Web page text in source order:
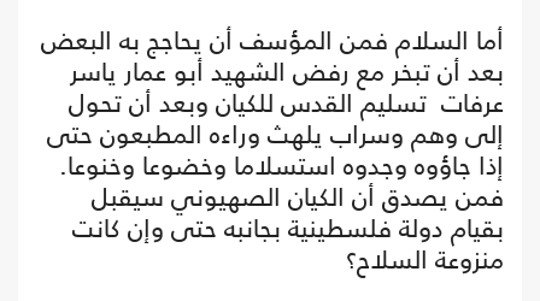
أما السلام فمن المؤسف أن يحاجج به البعض
بعد أن تبخر مع رفض الشهيد أبو عمار ياسر
عرفات تسليم القدس للكيان وبعد أن تحول
إلى وهم وسراب يلهث وراءه المطبعون حتى
إذا جاؤوه وجدوه استسلاما وخضوعا وخنوعا.
فمن يصدق أن الكيان الصهيوني سيقبل
بقيام دولة فلسطينية بجانبه حتى وإن كانت
منزوعة السلاح؟